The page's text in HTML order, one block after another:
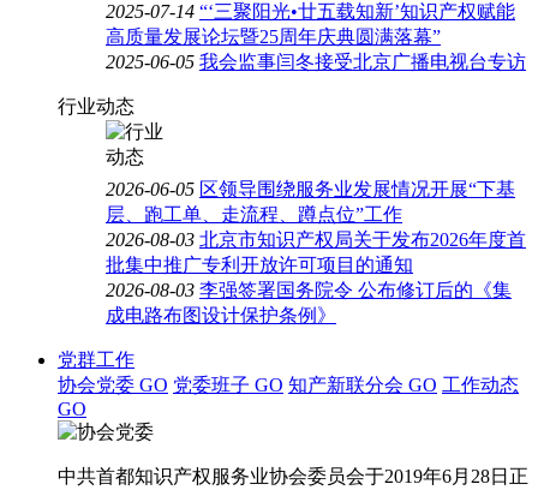
2025-07-14 “‘三聚阳光•廿五载知新’知识产权赋能
高质量发展论坛暨25周年庆典圆满落幕”
2025-06-05 我会监事闫冬接受北京广播电视台专访
行业动态
2026-06-05 区领导围绕服务业发展情况开展“下基
层、跑工单、走流程、蹲点位”工作
2026-08-03 北京市知识产权局关于发布2026年度首
批集中推广专利开放许可项目的通知
2026-08-03 李强签署国务院令 公布修订后的《集
成电路布图设计保护条例》
党群工作
协会党委 GO 党委班子 GO 知产新联分会 GO 工作动态
GO
中共首都知识产权服务业协会委员会于2019年6月28日正